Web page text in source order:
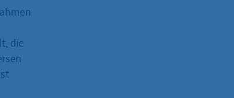
die